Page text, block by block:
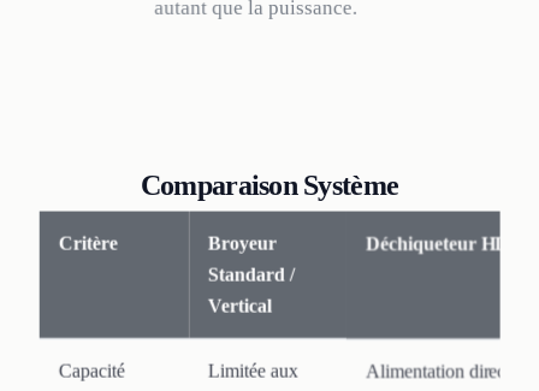
autant que la puissance.
Comparaison Système
Critère Broyeur
Standard /
Vertical
Déchiqueteur
Capacité Limitée aux Alimentation directe